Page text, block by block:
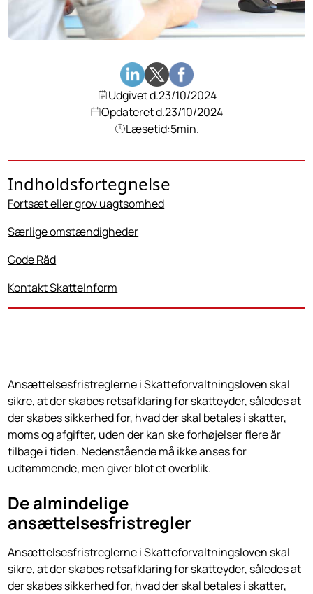
Udgivet d.23/10/2024
Opdateret d.23/10/2024
Læsetid:5min.
Indholdsfortegnelse
Fortsæt eller grov uagtsomhed
Særlige omstændigheder
Gode Råd
Kontakt SkatteInform
Ansættelsesfristreglerne i Skatteforvaltningsloven skal
sikre, at der skabes retsafklaring for skatteyder, således at
der skabes sikkerhed for, hvad der skal betales i skatter,
moms og afgifter, uden der kan ske forhøjelser flere år
tilbage i tiden. Nedenstående må ikke anses for
udtømmende, men giver blot et overblik.
De almindelige
ansættelsesfristregler
Ansættelsesfristreglerne i Skatteforvaltningsloven skal
sikre, at der skabes retsafklaring for skatteyder, således at
der skabes sikkerhed for, hvad der skal betales i skatter,